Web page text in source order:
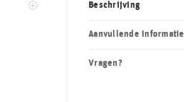
Beschrijving
Aanvullende informatie
Vragen?